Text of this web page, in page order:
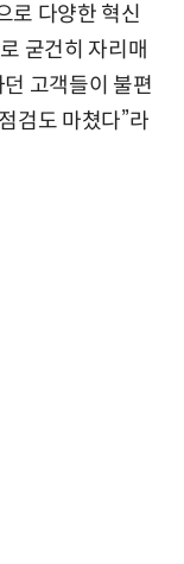
로 다양한 혁신
굳건히 자리매
고객들이 불편
검도 마쳤다”라